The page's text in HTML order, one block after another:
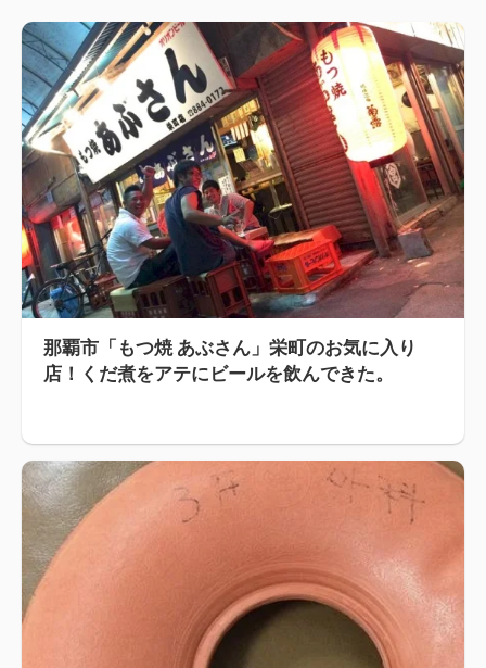
那覇市「もつ焼 あぶさん」栄町のお気に入り
店！くだ煮をアテにビールを飲んできた。